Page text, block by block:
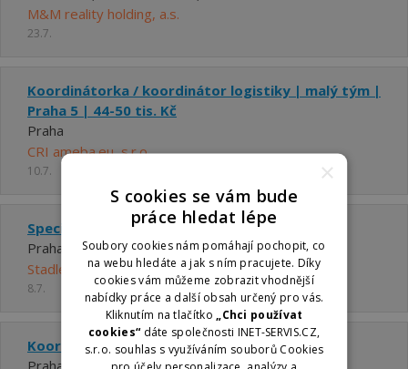
M&M reality holding, a.s.
23.7.
Koordinátorka / koordinátor logistiky | malý tým |
Praha 5 | 44-50 tis. Kč
Praha
CRI ameba.eu, s.r.o.
10.7.
Specialista na vlakové komunikační sítě
Praha - Radlice
Stadler Praha, s. r. o.
8.7.
Koordinátor katalogu náhradních dílů
Praha - Radlice
×
S cookies se vám bude
práce hledat lépe
Soubory cookies nám pomáhají pochopit, co
na webu hledáte a jak s ním pracujete. Díky
cookies vám můžeme zobrazit vhodnější
nabídky práce a další obsah určený pro vás.
Kliknutím na tlačítko„Chci používat
cookies“ dáte společnosti INET-SERVIS.CZ,
s.r.o. souhlas s využíváním souborů Cookies